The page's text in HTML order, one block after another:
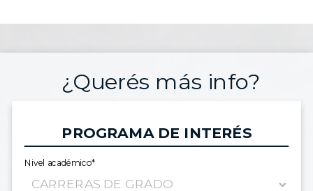
¿Querés más info?
PROGRAMA DE INTERÉS
Nivel académico*